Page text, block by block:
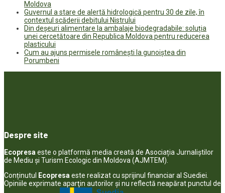
Moldova
Guvernul a stare de alertă hidrologică pentru 30 de zile, în
contextul scăderii debitului Nistrului
Din deșeuri alimentare la ambalaje biodegradabile: soluția
unei cercetătoare din Republica Moldova pentru reducerea
plasticului
Cum au ajuns permisele românești la gunoiștea din
Porumbeni
Despre site
Ecopresa este o platformă media creată de Asociația Jurnaliștilor
de Mediu și Turism Ecologic din Moldova (AJMTEM).
Conținutul Ecopresa este realizat cu sprijinul financiar al Suediei.
Opiniile exprimate aparţin autorilor şi nu reflectă neapărat punctul de